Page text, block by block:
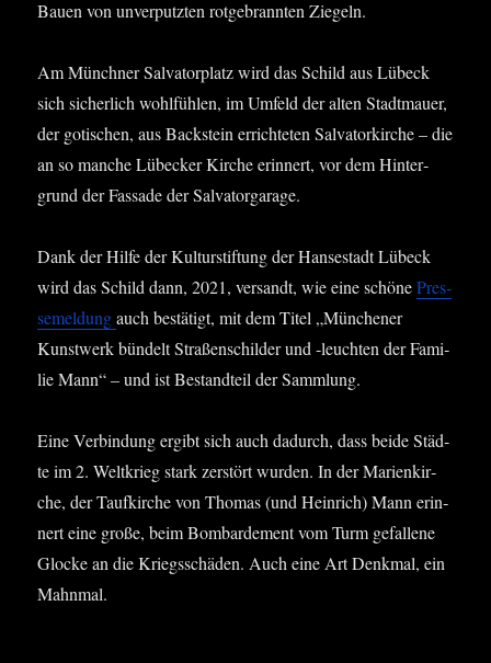
Bau­en von unver­putz­ten rot­ge­brann­ten Ziegeln.
Am Münch­ner Sal­va­tor­platz wird das Schild aus Lübeck
sich sicher­lich wohl­füh­len, im Umfeld der alten Stadt­mau­er,
der goti­schen, aus Back­stein errich­te­ten Sal­va­tor­kir­che – die
an so man­che Lübe­cker Kir­che erin­nert, vor dem Hin­ter­
grund der Fas­sa­de der Salvatorgarage.
Dank der Hil­fe der Kul­tur­stif­tung der Han­se­stadt Lübeck
wird das Schild dann, 2021, ver­sandt, wie eine schö­nePres­
se­mel­dungauch bestä­tigt, mit dem Titel „Mün­che­ner
Kunst­werk bün­delt Stra­ßen­schil­der und ‑leuch­ten der Fami­
lie Mann“ – und ist Bestand­teil der Sammlung.
Eine Ver­bin­dung ergibt sich auch dadurch, dass bei­de Städ­
te im 2. Welt­krieg stark zer­stört wur­den. In der Mari­en­kir­
che, der Tauf­kir­che von Tho­mas (und Hein­rich) Mann erin­
nert eine gro­ße, beim Bom­bar­de­ment vom Turm gefal­le­ne
Glo­cke an die Kriegs­schä­den. Auch eine Art Denk­mal, ein
Mahnmal.